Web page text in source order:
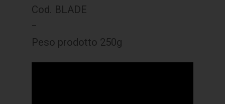
Cod. BLADE
–
Peso prodotto 250g